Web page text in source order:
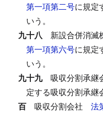
第一項第二号に規定
いう。
九十八 新設合併消滅
第一項第六号に規定
いう。
九十九 吸収分割承継
定する吸収分割承継
百 吸収分割会社 法